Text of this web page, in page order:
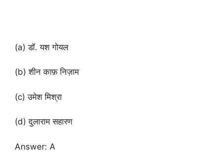
(a) डॉ. यश गोयल
(b) शीन काफ़ निज़ाम
(c) उमेश मिश्रा
(d) दुलाराम सहारण
Answer: A